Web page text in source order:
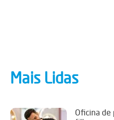
Mais Lidas
Oficina de